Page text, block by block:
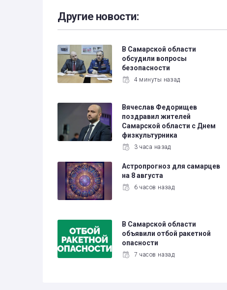
Другие новости:
В Самарской области
обсудили вопросы
безопасности
4 минуты назад
Вячеслав Федорищев
поздравил жителей
Самарской области с Днем
физкультурника
3 часа назад
Астропрогноз для самарцев
на 8 августа
6 часов назад
В Самарской области
объявили отбой ракетной
опасности
7 часов назад